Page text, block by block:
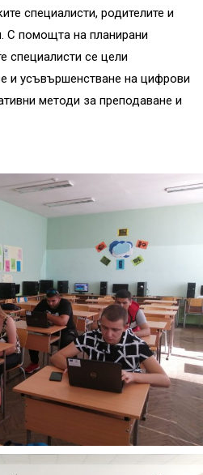
специалисти, родителите и
С помощта на планирани
специалисти се цели
и усъвършенстване на цифрови
методи за преподаване и